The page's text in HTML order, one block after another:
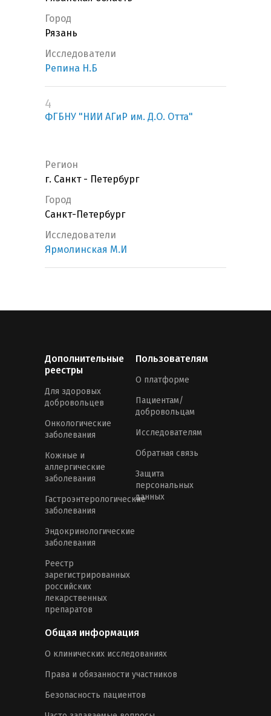
Город
Рязань
Исследователи
Репина Н.Б
4
ФГБНУ "НИИ АГиР им. Д.О. Отта"
Регион
г. Санкт - Петербург
Город
Санкт-Петербург
Исследователи
Ярмолинская М.И
Дополнительные
реестры
Для здоровых
добровольцев
Онкологические
заболевания
Кожные и
аллергические
заболевания
Гастроэнтерологические
заболевания
Эндокринологические
заболевания
Реестр
зарегистрированных
российских
лекарственных
препаратов
Пользователям
О платформе
Пациентам/
добровольцам
Исследователям
Обратная связь
Защита
персональных
данных
Общая информация
О клинических исследованиях
Права и обязанности участников
Безопасность пациентов